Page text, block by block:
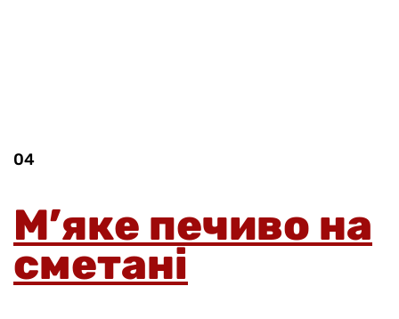
04
М’яке печиво на
сметані